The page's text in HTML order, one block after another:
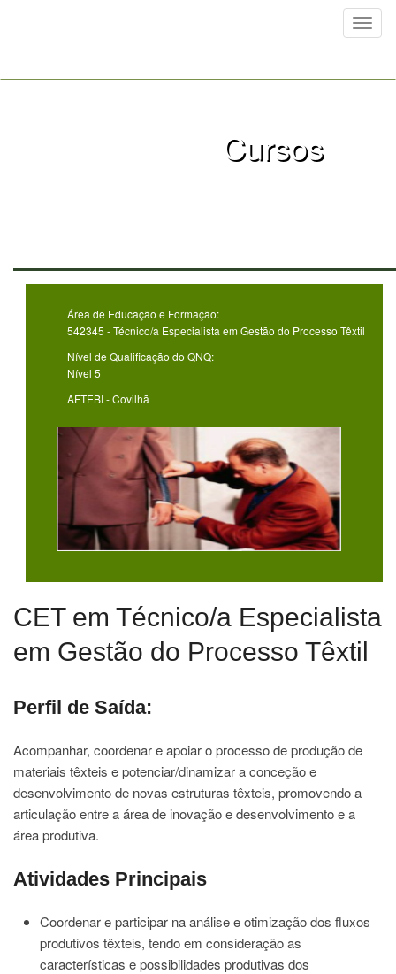
Cursos
Área de Educação e Formação:
542345 - Técnico/a Especialista em Gestão do Processo Têxtil
Nível de Qualificação do QNQ:
Nível 5
AFTEBI - Covilhã
CET em Técnico/a Especialista
em Gestão do Processo Têxtil
Perfil de Saída:
Acompanhar, coordenar e apoiar o processo de produção de
materiais têxteis e potenciar/dinamizar a conceção e
desenvolvimento de novas estruturas têxteis, promovendo a
articulação entre a área de inovação e desenvolvimento e a
área produtiva.
Atividades Principais
Coordenar e participar na análise e otimização dos fluxos
produtivos têxteis, tendo em consideração as
características e possibilidades produtivas dos